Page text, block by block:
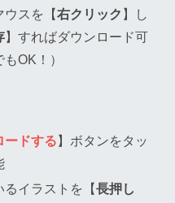
ウスを【右クリック 】し
】すればダウンロード可
OK！）
ードする 】ボタンをタッ
るイラストを【長押し